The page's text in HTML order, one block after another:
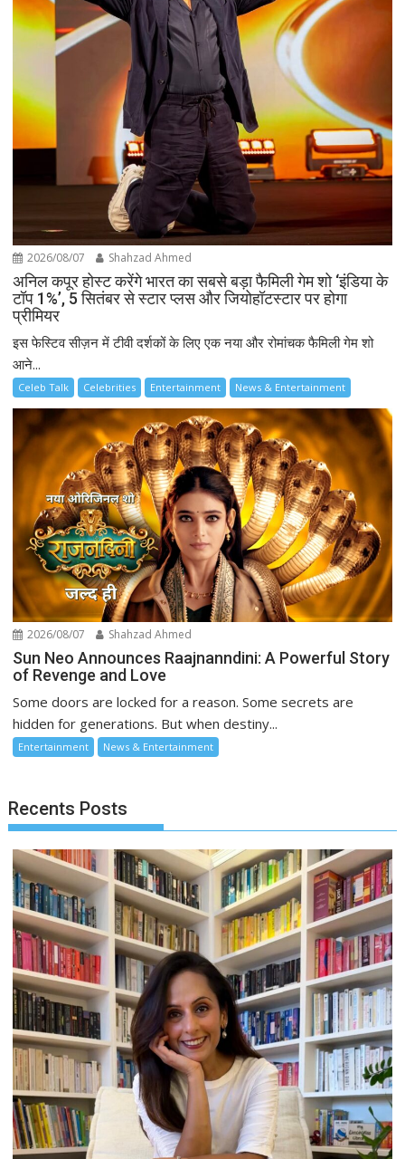
2026/08/07 Shahzad Ahmed
अनिल कपूर होस्ट करेंगे भारत का सबसे बड़ा फैमिली गेम शो ‘इंडिया के
टॉप 1%’, 5 सितंबर से स्टार प्लस और जियोहॉटस्टार पर होगा
प्रीमियर
इस फेस्टिव सीज़न में टीवी दर्शकों के लिए एक नया और रोमांचक फैमिली गेम शो
आने...
Celeb Talk Celebrities Entertainment News & Entertainment
2026/08/07 Shahzad Ahmed
Sun Neo Announces Raajnanndini: A Powerful Story
of Revenge and Love
Some doors are locked for a reason. Some secrets are
hidden for generations. But when destiny...
Entertainment News & Entertainment
Recents Posts